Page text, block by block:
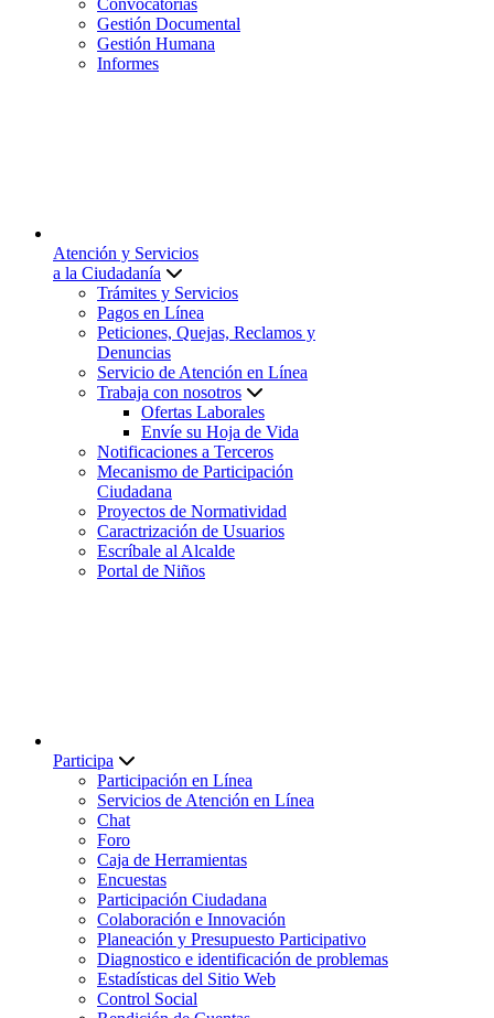
Gestión Documental
Gestión Humana
Informes
Atención y Servicios
a la Ciudadanía
Trámites y Servicios
Pagos en Línea
Peticiones, Quejas, Reclamos y
Denuncias
Servicio de Atención en Línea
Trabaja con nosotros
Ofertas Laborales
Envíe su Hoja de Vida
Notificaciones a Terceros
Mecanismo de Participación
Ciudadana
Proyectos de Normatividad
Caractrización de Usuarios
Escríbale al Alcalde
Portal de Niños
Participa
Participación en Línea
Servicios de Atención en Línea
Chat
Foro
Caja de Herramientas
Encuestas
Participación Ciudadana
Colaboración e Innovación
Planeación y Presupuesto Participativo
Diagnostico e identificación de problemas
Estadísticas del Sitio Web
Control Social